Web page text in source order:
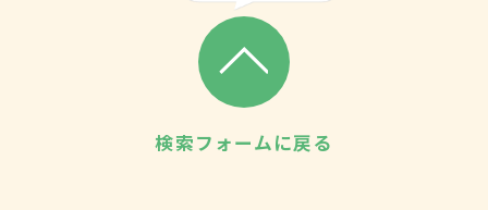
検索フォームに戻る